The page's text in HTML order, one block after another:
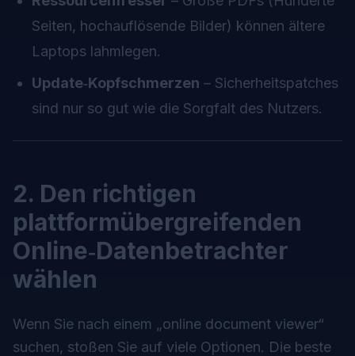
Seiten, hochauflösende Bilder) können ältere
Laptops lahmlegen.
Update‑Kopfschmerzen – Sicherheitspatches
sind nur so gut wie die Sorgfalt des Nutzers.
2. Den richtigen
plattformübergreifenden
Online‑Datenbetrachter
wählen
Wenn Sie nach einem „online document viewer“
suchen, stoßen Sie auf viele Optionen. Die beste